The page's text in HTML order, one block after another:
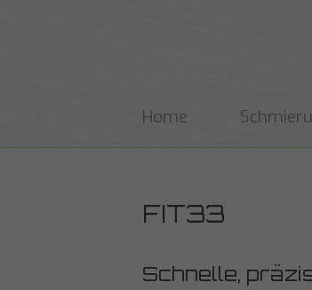
Home
FIT33
Schnelle,